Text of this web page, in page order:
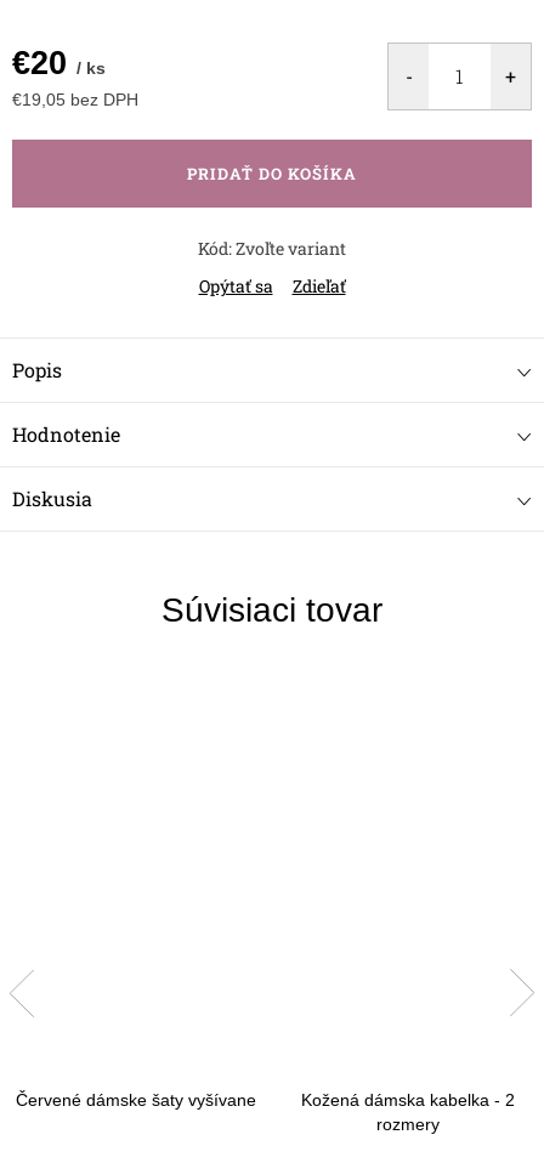
€20 / ks
€19,05 bez DPH
cena:
PRIDAŤ DO KOŠÍKA
Kód:Zvoľte variant
Opýtať sa
Zdieľať
Popis
Hodnotenie
Diskusia
Súvisiaci tovar
Červené dámske šaty vyšívane
Kožená dámska kabelka - 2
rozmery